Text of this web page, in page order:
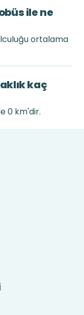
ile ne
ortalama
kaç
0 km'dir.